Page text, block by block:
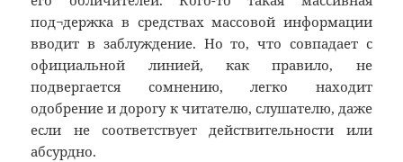
под¬держка в средствах массовой информации
вводит в заблуждение. Но то, что совпадает с
официальной линией, как правило, не
подвергается сомнению, легко находит
одобрение и дорогу к читателю, слушателю, даже
если не соответствует действительности или
абсурдно.